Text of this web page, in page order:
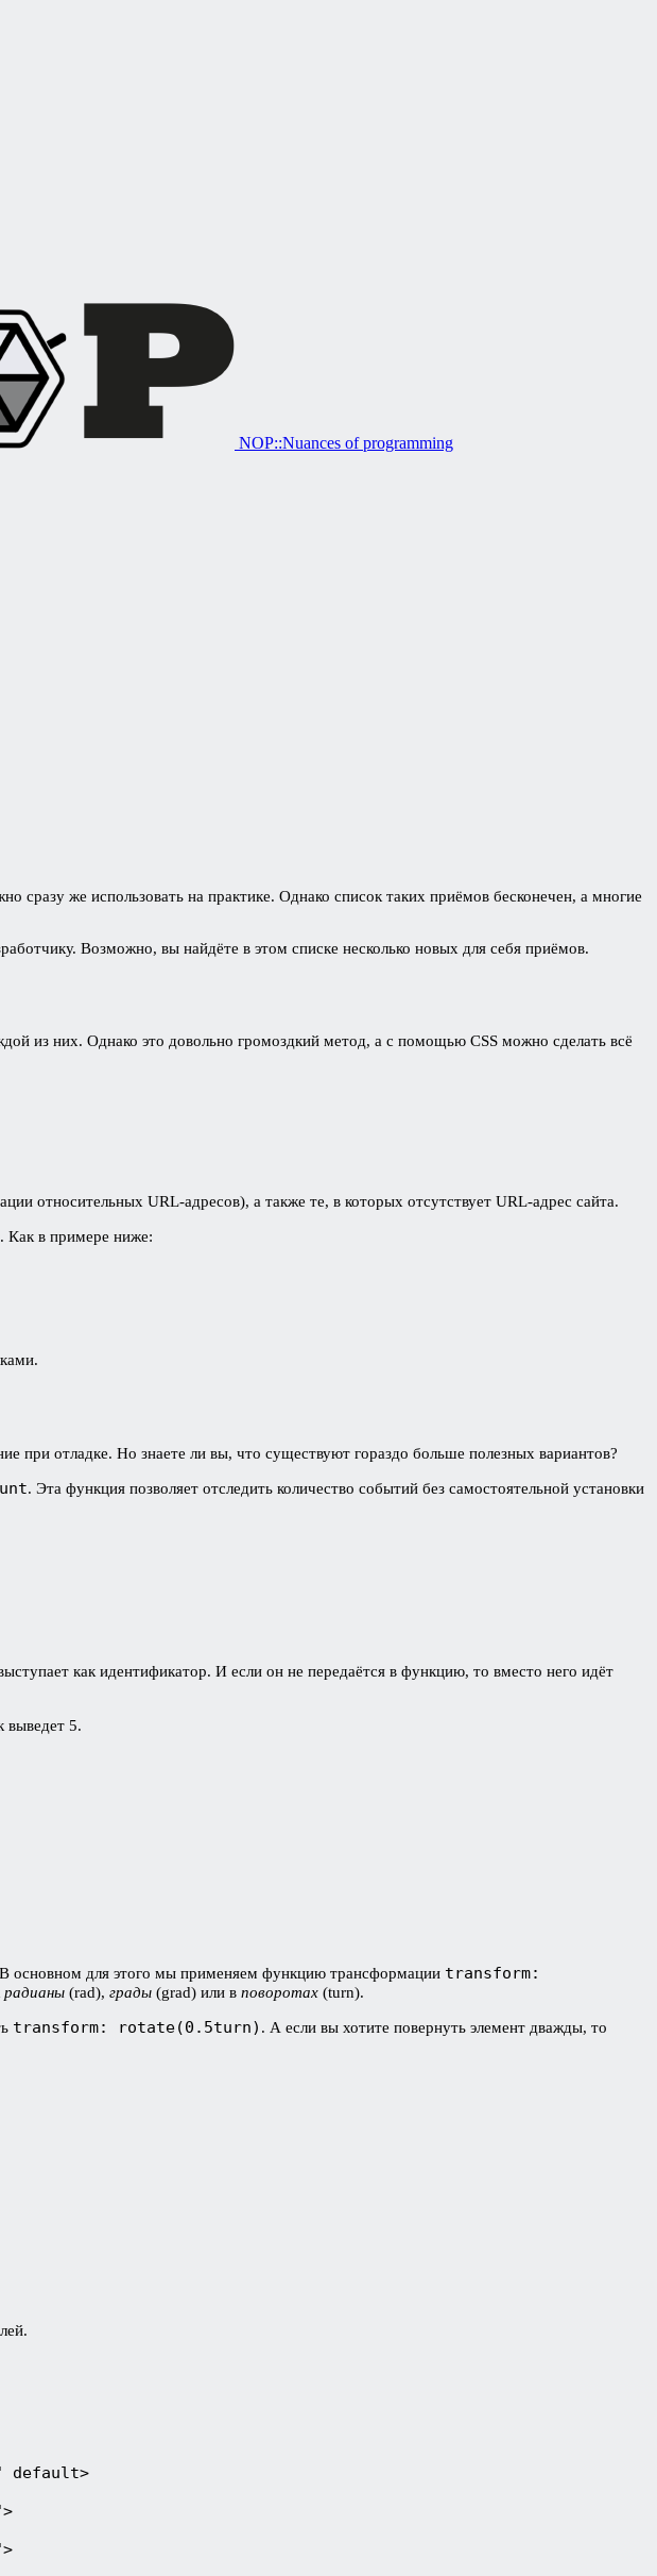
NOP::Nuances of programming
же использовать на практике. Однако список таких приёмов бесконечен, а многие
Возможно, вы найдёте в этом списке несколько новых для себя приёмов.
из них. Однако это довольно громоздкий метод, а с помощью CSS можно сделать всё
относительных URL-адресов), а также те, в которых отсутствует URL-адрес сайта.
Как в примере ниже:
при отладке. Но знаете ли вы, что существуют гораздо больше полезных вариантов?
. Эта функция позволяет отследить количество событий без самостоятельной установки
как идентификатор. И если он не передаётся в функцию, то вместо него идёт
выведет 5.
В основном для этого мы применяем функцию трансформации transform:
радианы (rad), грады (grad) или в поворотах (turn).
transform: rotate(0.5turn) . А если вы хотите повернуть элемент дважды, то
default>